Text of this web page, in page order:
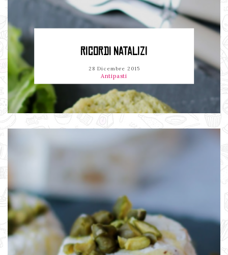
RICORDI NATALIZI
28 Dicembre 2015
Antipasti